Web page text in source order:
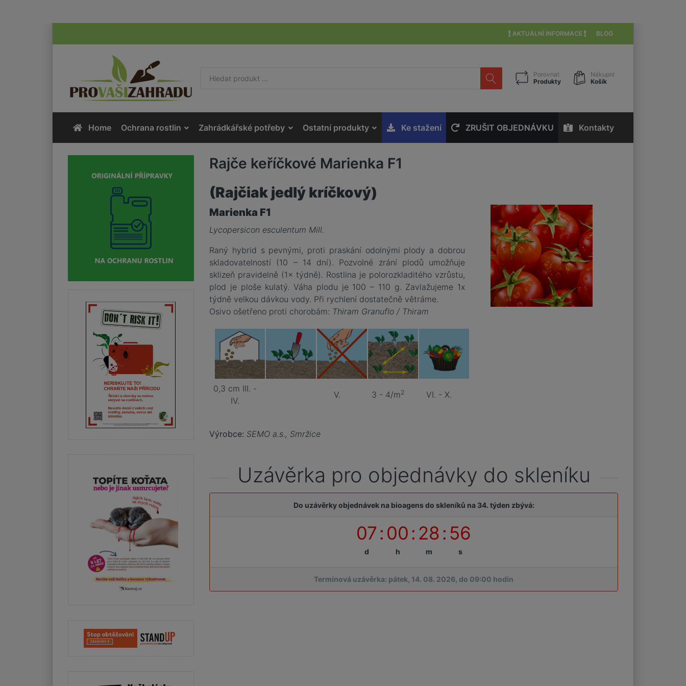
AKTUÁLNÍ INFORMACE BLOG
Porovnat
Produkty
Nákupní
Košík
Home Ochrana rostlin Zahrádkářské potřeby Ostatní produkty Ke stažení ZRUŠIT OBJEDNÁVKU Kontakty
Rajče keříčkové Marienka F1
(Rajčiak jedlý kríčkový)
Marienka F1
Lycopersicon esculentum Mill.
Raný hybrid s pevnými, proti praskání odolnými plody a dobrou
skladovatelností (10 – 14 dní). Pozvolné zrání plodů umožňuje
sklizeň pravidelně (1× týdně). Rostlina je polorozkladitého vzrůstu,
plod je ploše kulatý. Váha plodu je 100 – 110 g. Zavlažujeme 1x
týdně velkou dávkou vody. Při rychlení dostatečně větráme.
Osivo ošetřeno proti chorobám: Thiram Granuflo / Thiram
0,3 cm III. -
IV.
V. 3 - 4/m2 VI. - X.
Výrobce: SEMO a.s., Smržice
Uzávěrka pro objednávky do skleníku
Do uzávěrky objednávek na bioagens do skleníků na 34. týden zbývá:
07
d
: 00
h
: 28
m
: 55
s
Termínová uzávěrka: pátek, 14. 08. 2026, do 09:00 hodin